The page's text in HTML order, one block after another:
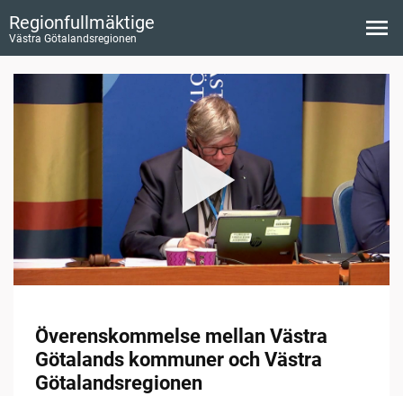
Regionfullmäktige
Västra Götalandsregionen
Överenskommelse mellan Västra
Götalands kommuner och Västra
Götalandsregionen